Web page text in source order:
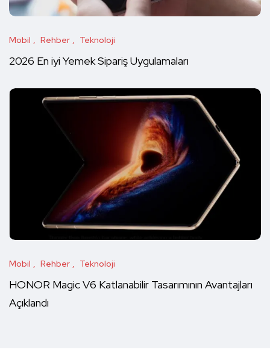
Mobil Rehber Teknoloji
2026 En iyi Yemek Sipariş Uygulamaları
Mobil Rehber Teknoloji
HONOR Magic V6 Katlanabilir Tasarımının Avantajları
Açıklandı